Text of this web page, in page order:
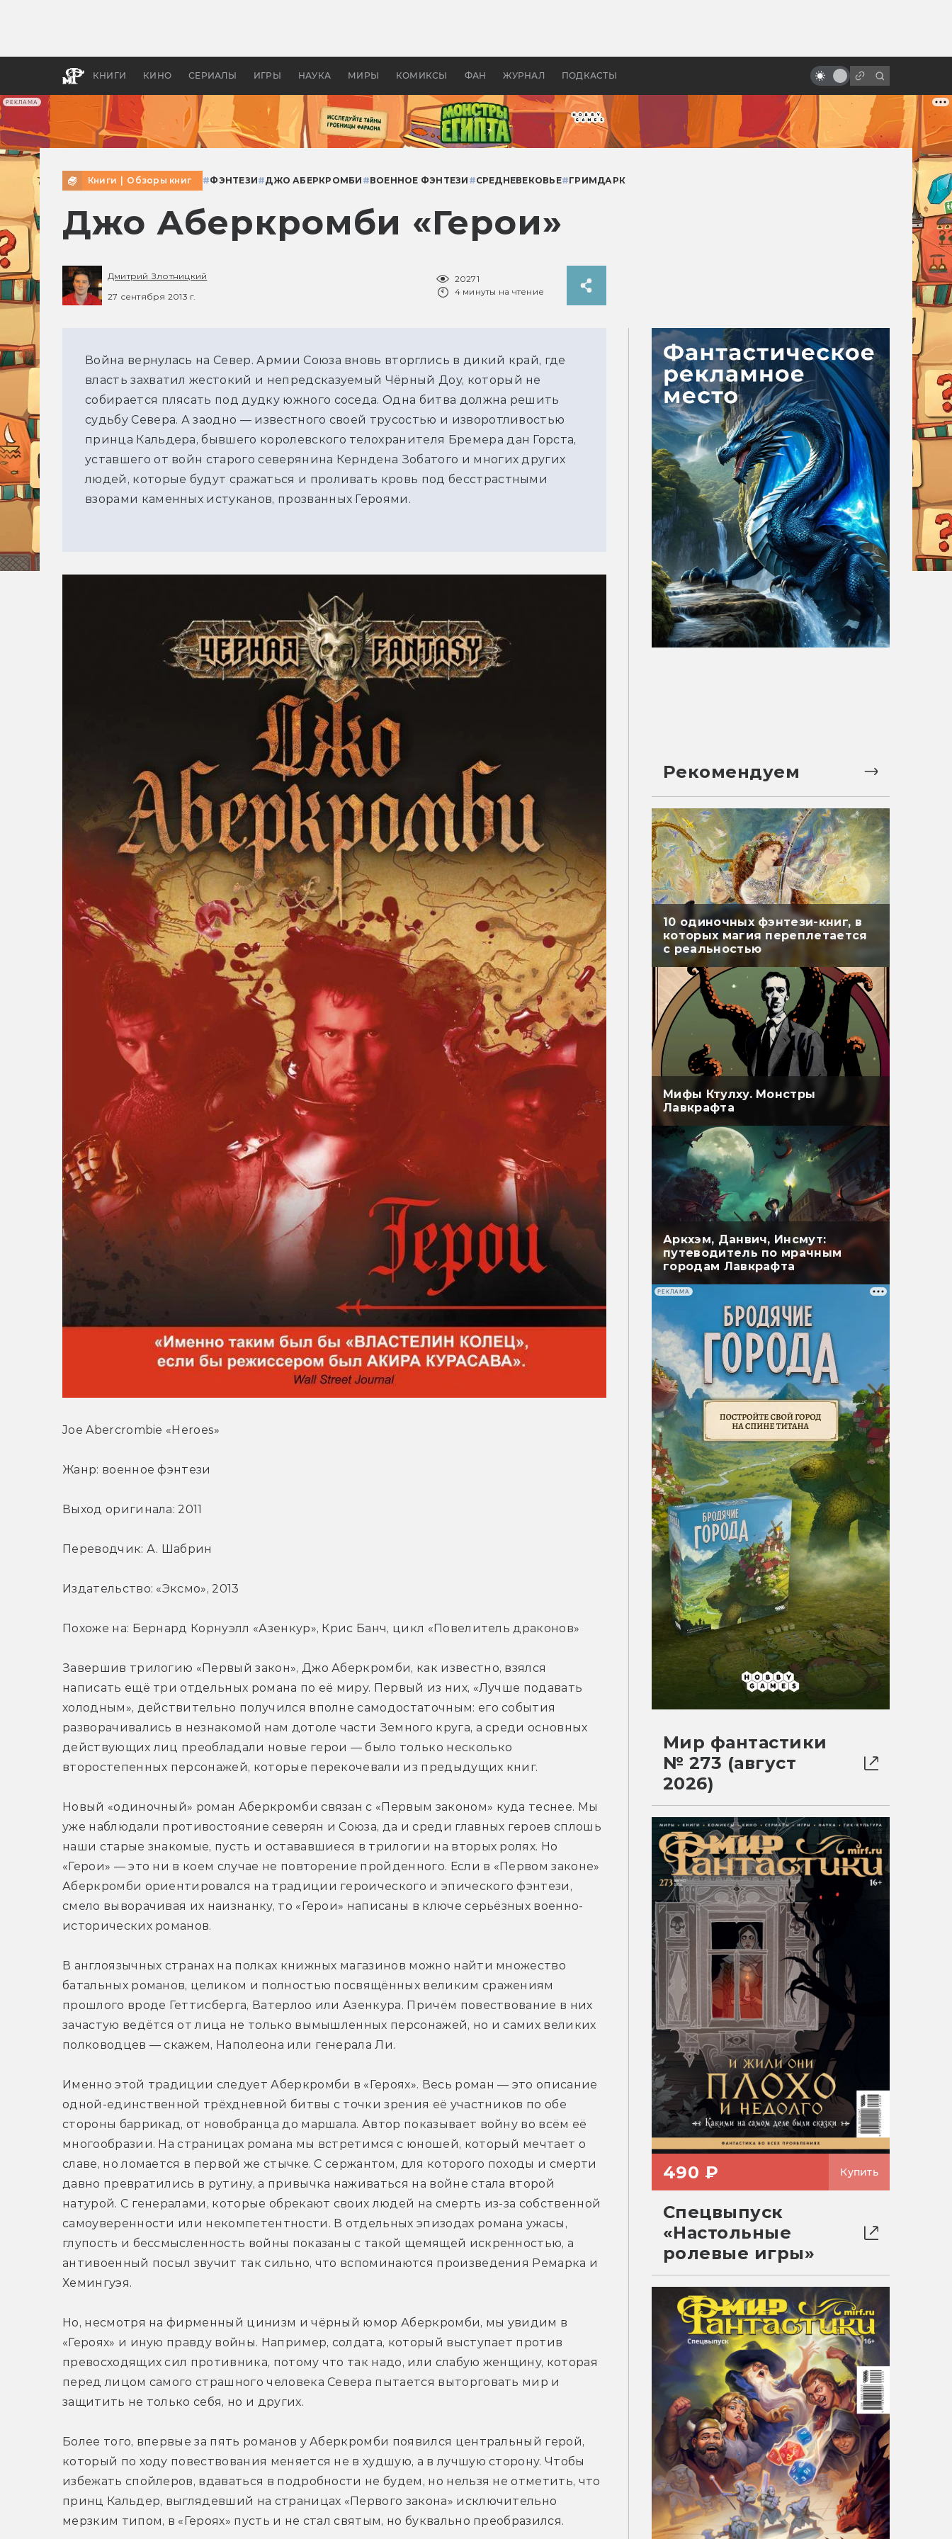
РЕКЛАМА
КНИГИ КИНО СЕРИАЛЫ ИГРЫ НАУКА МИРЫ КОМИКСЫ ФАН ЖУРНАЛ ПОДКАСТЫ
апокалипсис, в России —
бы «Властелина колец»
доска?
Книги Обзоры книг #ФЭНТЕЗИ#ДЖО АБЕРКРОМБИ #ВОЕННОЕ ФЭНТЕЗИ #СРЕДНЕВЕКОВЬЕ#ГРИМДАРК
Джо Аберкромби «Герои»
Дмитрий Злотницкий
27 сентября 2013 г.
20271
4 минуты на чтение
Война вернулась на Север. Армии Союза вновь вторглись в дикий край, где
власть захватил жестокий и непредсказуемый Чёрный Доу, который не
собирается плясать под дудку южного соседа. Одна битва должна решить
судьбу Севера. А заодно — известного своей трусостью и изворотливостью
принца Кальдера, бывшего королевского телохранителя Бремера дан Горста,
уставшего от войн старого северянина Керндена Зобатого и многих других
людей, которые будут сражаться и проливать кровь под бесстрастными
взорами каменных истуканов, прозванных Героями.
Joe Abercrombie «Heroes»
Жанр: военное фэнтези
Выход оригинала: 2011
Переводчик: А. Шабрин
Издательство: «Эксмо», 2013
Похоже на: Бернард Корнуэлл «Азенкур», Крис Банч, цикл «Повелитель драконов»
Завершив трилогию «Первый закон», Джо Аберкромби, как известно, взялся
написать ещё три отдельных романа по её миру. Первый из них, «Лучше подавать
холодным», действительно получился вполне самодостаточным: его события
разворачивались в незнакомой нам дотоле части Земного круга, а среди основных
действующих лиц преобладали новые герои — было только несколько
второстепенных персонажей, которые перекочевали из предыдущих книг.
Новый «одиночный» роман Аберкромби связан с «Первым законом» куда теснее. Мы
уже наблюдали противостояние северян и Союза, да и среди главных героев сплошь
наши старые знакомые, пусть и остававшиеся в трилогии на вторых ролях. Но
«Герои» — это ни в коем случае не повторение пройденного. Если в «Первом законе»
Аберкромби ориентировался на традиции героического и эпического фэнтези,
смело выворачивая их наизнанку, то «Герои» написаны в ключе серьёзных военно-
исторических романов.
В англоязычных странах на полках книжных магазинов можно найти множество
батальных романов, целиком и полностью посвящённых великим сражениям
прошлого вроде Геттисберга, Ватерлоо или Азенкура. Причём повествование в них
зачастую ведётся от лица не только вымышленных персонажей, но и самих великих
полководцев — скажем, Наполеона или генерала Ли.
Именно этой традиции следует Аберкромби в «Героях». Весь роман — это описание
одной-единственной трёхдневной битвы с точки зрения её участников по обе
стороны баррикад, от новобранца до маршала. Автор показывает войну во всём её
многообразии. На страницах романа мы встретимся с юношей, который мечтает о
славе, но ломается в первой же стычке. С сержантом, для которого походы и смерти
давно превратились в рутину, а привычка наживаться на войне стала второй
натурой. С генералами, которые обрекают своих людей на смерть из-за собственной
самоуверенности или некомпетентности. В отдельных эпизодах романа ужасы,
глупость и бессмысленность войны показаны с такой щемящей искренностью, а
антивоенный посыл звучит так сильно, что вспоминаются произведения Ремарка и
Хемингуэя.
Но, несмотря на фирменный цинизм и чёрный юмор Аберкромби, мы увидим в
«Героях» и иную правду войны. Например, солдата, который выступает против
превосходящих сил противника, потому что так надо, или слабую женщину, которая
перед лицом самого страшного человека Севера пытается выторговать мир и
защитить не только себя, но и других.
Более того, впервые за пять романов у Аберкромби появился центральный герой,
который по ходу повествования меняется не в худшую, а в лучшую сторону. Чтобы
избежать спойлеров, вдаваться в подробности не будем, но нельзя не отметить, что
принц Кальдер, выглядевший на страницах «Первого закона» исключительно
мерзким типом, в «Героях» пусть и не стал святым, но буквально преобразился.
Рекомендуем
10 одиночных фэнтези-книг, в
которых магия переплетается
с реальностью
Мифы Ктулху. Монстры
Лавкрафта
Аркхэм, Данвич, Инсмут:
путеводитель по мрачным
городам Лавкрафта
РЕКЛАМА
Мир фантастики
№ 273 (август
2026)
490 ₽ Купить
Спецвыпуск
«Настольные
ролевые игры»